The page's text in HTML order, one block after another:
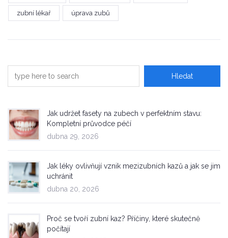
zubní lékař úprava zubů
Jak udržet fasety na zubech v perfektním stavu:
Kompletní průvodce péčí
dubna 29, 2026
Jak léky ovlivňují vznik mezizubních kazů a jak se jim
uchránit
dubna 20, 2026
Proč se tvoří zubní kaz? Příčiny, které skutečně
počítají